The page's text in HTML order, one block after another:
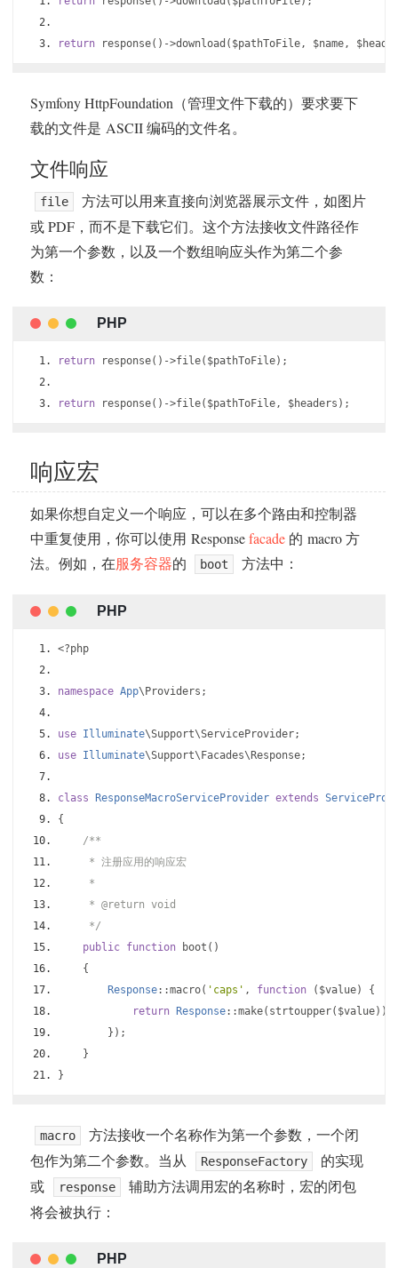
return response()->download ( $pathToFile, $name,
Symfony HttpFoundation（管理文件下载的）要求要下
载的文件是 ASCII 编码的文件名。
文件响应
file
方法可以用来直接向浏览器展示文件，如图片
或 PDF，而不是下载它们。这个方法接收文件路径作
为第一个参数，以及一个数组响应头作为第二个参
数：
return response()->file( $pathToFile);
return response()->file( $pathToFile, $headers );
响应宏
如果你想自定义一个响应，可以在多个路由和控制器
中重复使用，你可以使用 Responsefacade 的 macro 方
法。例如，在服务容器的 boot 方法中：
<?php
namespace App\Providers ;
use Illuminate\Support\ServiceProvider;
use Illuminate\Support\Facades\Response;
class ResponseMacroServiceProvider extends
{
/**
     * 注册应用的响应宏
     *
     * @return void
     */
public function boot ()
{
Response::macro( 'caps' , function ( $value)
{
return
Response::make( strtoupper( $value));
});
}
}
macro
方法接收一个名称作为第一个参数，一个闭
包作为第二个参数。当从
ResponseFactory
的实现
或
response
辅助方法调用宏的名称时，宏的闭包
将会被执行：